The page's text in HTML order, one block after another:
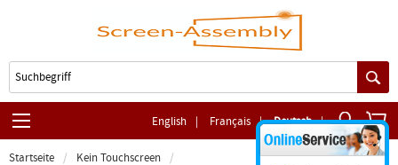
English | Français | Deutsch |
Startseite
Kein Touchscreen